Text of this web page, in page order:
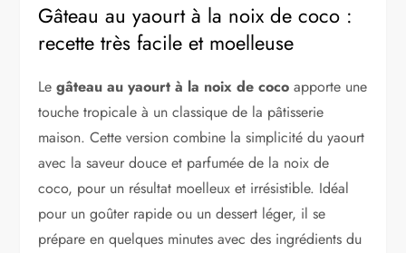
Gâteau au yaourt à la noix de coco :
recette très facile et moelleuse
Legâteau au yaourt à la noix de coco apporte une
touche tropicale à un classique de la pâtisserie
maison. Cette version combine la simplicité du yaourt
avec la saveur douce et parfumée de la noix de
coco, pour un résultat moelleux et irrésistible. Idéal
pour un goûter rapide ou un dessert léger, il se
prépare en quelques minutes avec des ingrédients du